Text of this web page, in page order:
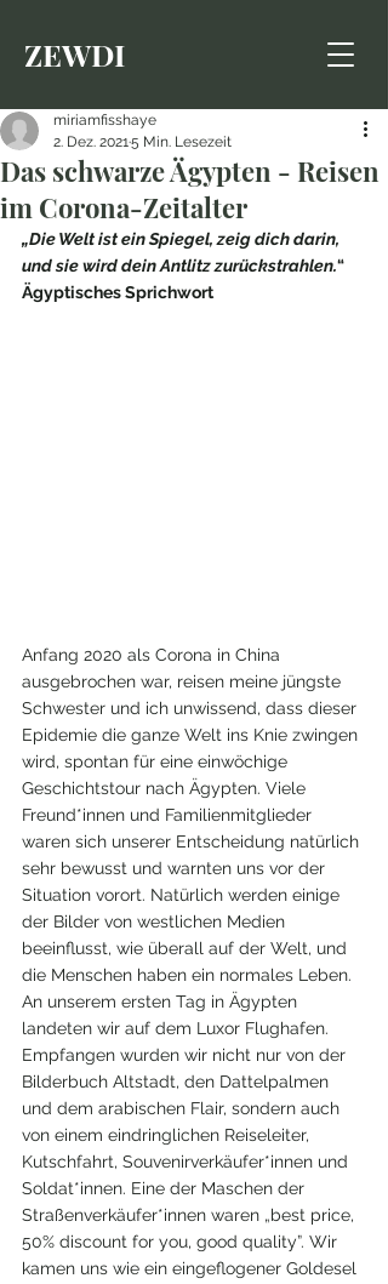
ZEWDI
Das schwarze Ägypten - Reisen
im Corona-Zeitalter
miriamfisshaye
2. Dez. 20215 Min. Lesezeit
„Die Welt ist ein Spiegel, zeig dich darin,
und sie wird dein Antlitz zurückstrahlen.“
Ägyptisches Sprichwort
Anfang 2020 als Corona in China
ausgebrochen war, reisen meine jüngste
Schwester und ich unwissend, dass dieser
Epidemie die ganze Welt ins Knie zwingen
wird, spontan für eine einwöchige
Geschichtstour nach Ägypten. Viele
Freund*innen und Familienmitglieder
waren sich unserer Entscheidung natürlich
sehr bewusst und warnten uns vor der
Situation vorort. Natürlich werden einige
der Bilder von westlichen Medien
beeinflusst, wie überall auf der Welt, und
die Menschen haben ein normales Leben.
An unserem ersten Tag in Ägypten
landeten wir auf dem Luxor Flughafen.
Empfangen wurden wir nicht nur von der
Bilderbuch Altstadt, den Dattelpalmen
und dem arabischen Flair, sondern auch
von einem eindringlichen Reiseleiter,
Kutschfahrt, Souvenirverkäufer*innen und
Soldat*innen. Eine der Maschen der
Straßenverkäufer*innen waren „best price,
50% discount for you, good quality”. Wir
kamen uns wie ein eingeflogener Goldesel